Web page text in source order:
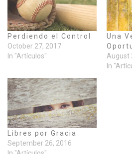
Perdiendo el Control
October 27, 2017
In "Artículos"
Una
August
In
Libres por Gracia
September 26, 2016